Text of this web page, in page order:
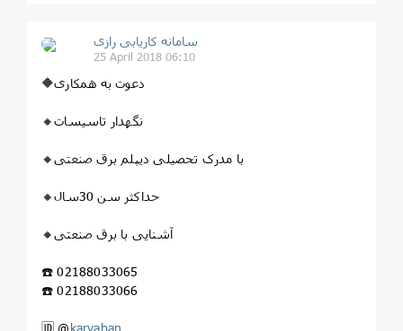
سامانه کاریابی رازی
25 April 2018 06:10
🔶دعوت به همکاری
🔸نگهدار تاسیسات
🔸با مدرک تحصیلی دیپلم برق صنعتی
🔸حداکثر سن 30سال
🔸آشنایی با برق صنعتی
☎️ 02188033065
☎️ 02188033066